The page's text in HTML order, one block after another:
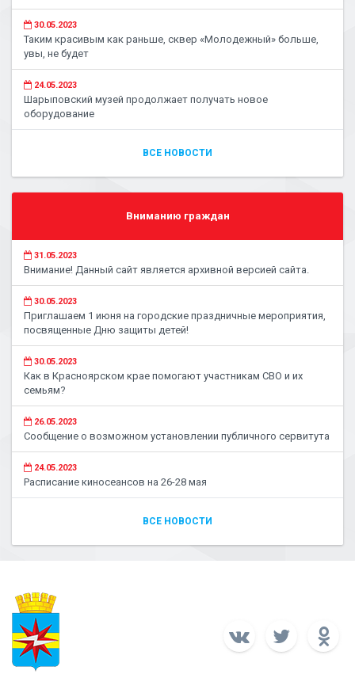
30.05.2023
Таким красивым как раньше, сквер «Молодежный» больше,
увы, не будет
24.05.2023
Шарыповский музей продолжает получать новое
оборудование
ВСЕ НОВОСТИ
Вниманию граждан
31.05.2023
Внимание! Данный сайт является архивной версией сайта.
30.05.2023
Приглашаем 1 июня на городские праздничные мероприятия,
посвященные Дню защиты детей!
30.05.2023
Как в Красноярском крае помогают участникам СВО и их
семьям?
26.05.2023
Сообщение о возможном установлении публичного сервитута
24.05.2023
Расписание киносеансов на 26-28 мая
ВСЕ НОВОСТИ